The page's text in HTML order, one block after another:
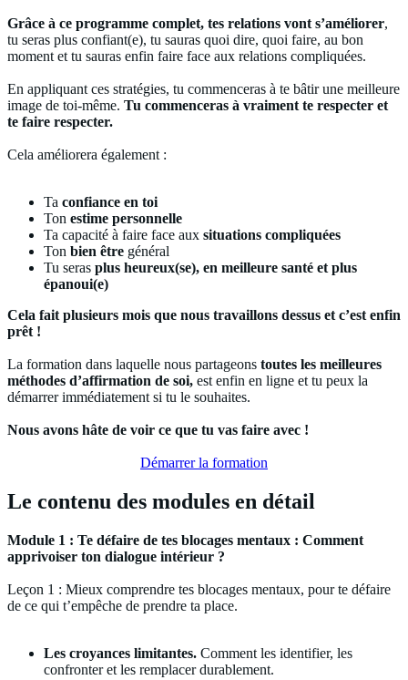
Grâce à ce programme complet, tes relations vont s’améliorer,
tu seras plus confiant(e), tu sauras quoi dire, quoi faire, au bon
moment et tu sauras enfin faire face aux relations compliquées.
En appliquant ces stratégies, tu commenceras à te bâtir une meilleure
image de toi-même. Tu commenceras à vraiment te respecter et
te faire respecter.
Cela améliorera également :
Ta confiance en toi
Ton estime personnelle
Ta capacité à faire face aux situations compliquées
Ton bien être général
Tu seras plus heureux(se), en meilleure santé et plus
épanoui(e)
Cela fait plusieurs mois que nous travaillons dessus et c’est enfin
prêt !
La formation dans laquelle nous partageons toutes les meilleures
méthodes d’affirmation de soi, est enfin en ligne et tu peux la
démarrer immédiatement si tu le souhaites.
Nous avons hâte de voir ce que tu vas faire avec !
Démarrer la formation
Le contenu des modules en détail
Module 1 : Te défaire de tes blocages mentaux : Comment
apprivoiser ton dialogue intérieur ?
Leçon 1 : Mieux comprendre tes blocages mentaux, pour te défaire
de ce qui t’empêche de prendre ta place.
Les croyances limitantes. Comment les identifier, les
confronter et les remplacer durablement.